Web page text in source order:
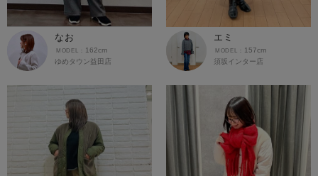
なお
ゆめタウン益田店
162cm
エミ
須坂インター店
157cm